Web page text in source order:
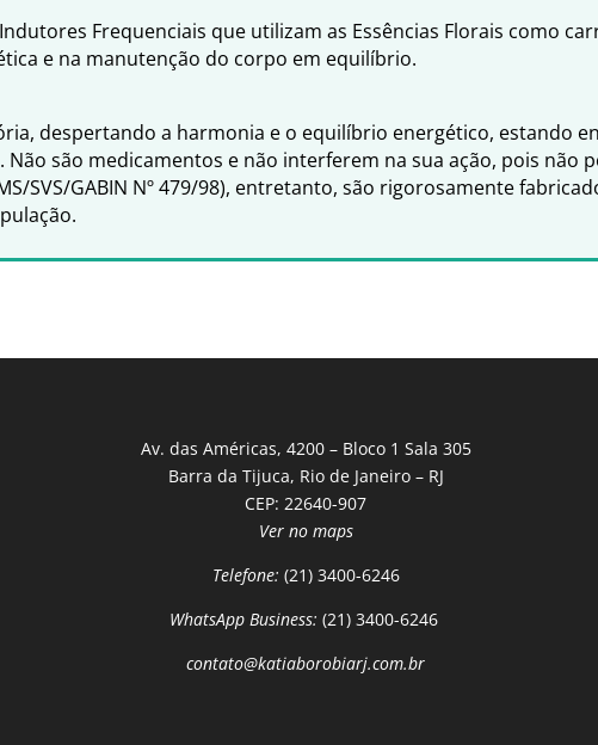
Frequenciais que utilizam as Essências Florais como
e na manutenção do corpo em equilíbrio.
despertando a harmonia e o equilíbrio energético, estando
são medicamentos e não interferem na sua ação, pois não
SVS/GABIN Nº 479/98), entretanto, são rigorosamente
Av. das Américas, 4200 – Bloco 1 Sala 305
Barra da Tijuca, Rio de Janeiro – RJ
CEP: 22640-907
Ver no maps
Telefone: (21) 3400-6246
WhatsApp Business: (21) 3400-6246
contato@katiaborobiarj.com.br